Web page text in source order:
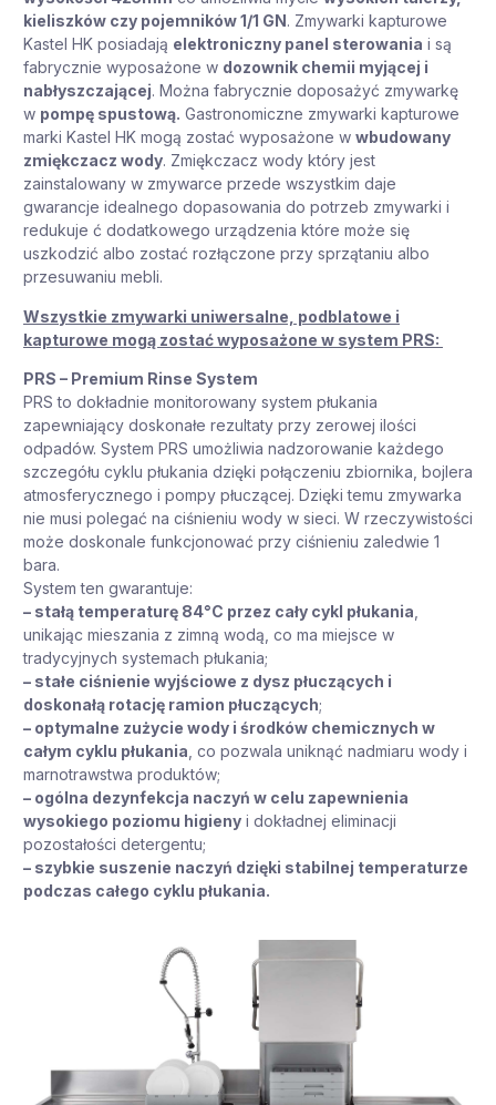
kieliszków czy pojemników 1/1 GN. Zmywarki kapturowe
Kastel HK posiadają elektroniczny panel sterowania i są
fabrycznie wyposażone w dozownik chemii myjącej i
nabłyszczającej. Można fabrycznie doposażyć zmywarkę
w pompę spustową. Gastronomiczne zmywarki kapturowe
marki Kastel HK mogą zostać wyposażone w wbudowany
zmiękczacz wody. Zmiękczacz wody który jest
zainstalowany w zmywarce przede wszystkim daje
gwarancje idealnego dopasowania do potrzeb zmywarki i
redukuje ć dodatkowego urządzenia które może się
uszkodzić albo zostać rozłączone przy sprzątaniu albo
przesuwaniu mebli.
Wszystkie zmywarki uniwersalne, podblatowe i
kapturowe mogą zostać wyposażone w system PRS:
PRS – Premium Rinse System
PRS to dokładnie monitorowany system płukania
zapewniający doskonałe rezultaty przy zerowej ilości
odpadów. System PRS umożliwia nadzorowanie każdego
szczegółu cyklu płukania dzięki połączeniu zbiornika, bojlera
atmosferycznego i pompy płuczącej. Dzięki temu zmywarka
nie musi polegać na ciśnieniu wody w sieci. W rzeczywistości
może doskonale funkcjonować przy ciśnieniu zaledwie 1
bara.
System ten gwarantuje:
– stałą temperaturę 84°C przez cały cykl płukania
unikając mieszania z zimną wodą, co ma miejsce w
tradycyjnych systemach płukania;
– stałe ciśnienie wyjściowe z dysz płuczących i
doskonałą rotację ramion płuczących;
– optymalne zużycie wody i środków chemicznych w
całym cyklu płukania , co pozwala uniknąć nadmiaru wody i
marnotrawstwa produktów;
– ogólna dezynfekcja naczyń w celu zapewnienia
wysokiego poziomu higieny i dokładnej eliminacji
pozostałości detergentu;
– szybkie suszenie naczyń dzięki stabilnej temperaturze
podczas całego cyklu płukania.